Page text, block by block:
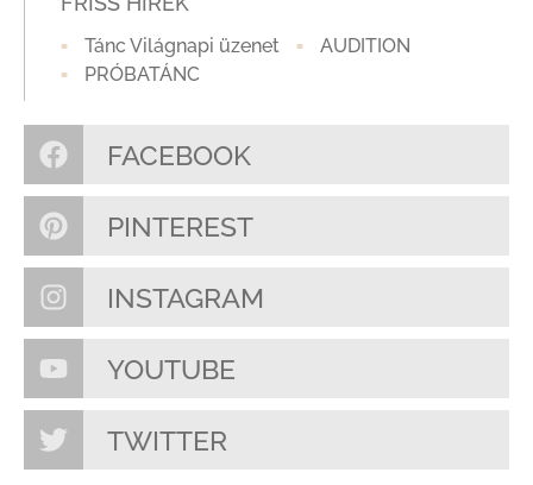
Tánc Világnapi üzenet
AUDITION
PRÓBATÁNC
FACEBOOK
PINTEREST
INSTAGRAM
YOUTUBE
TWITTER